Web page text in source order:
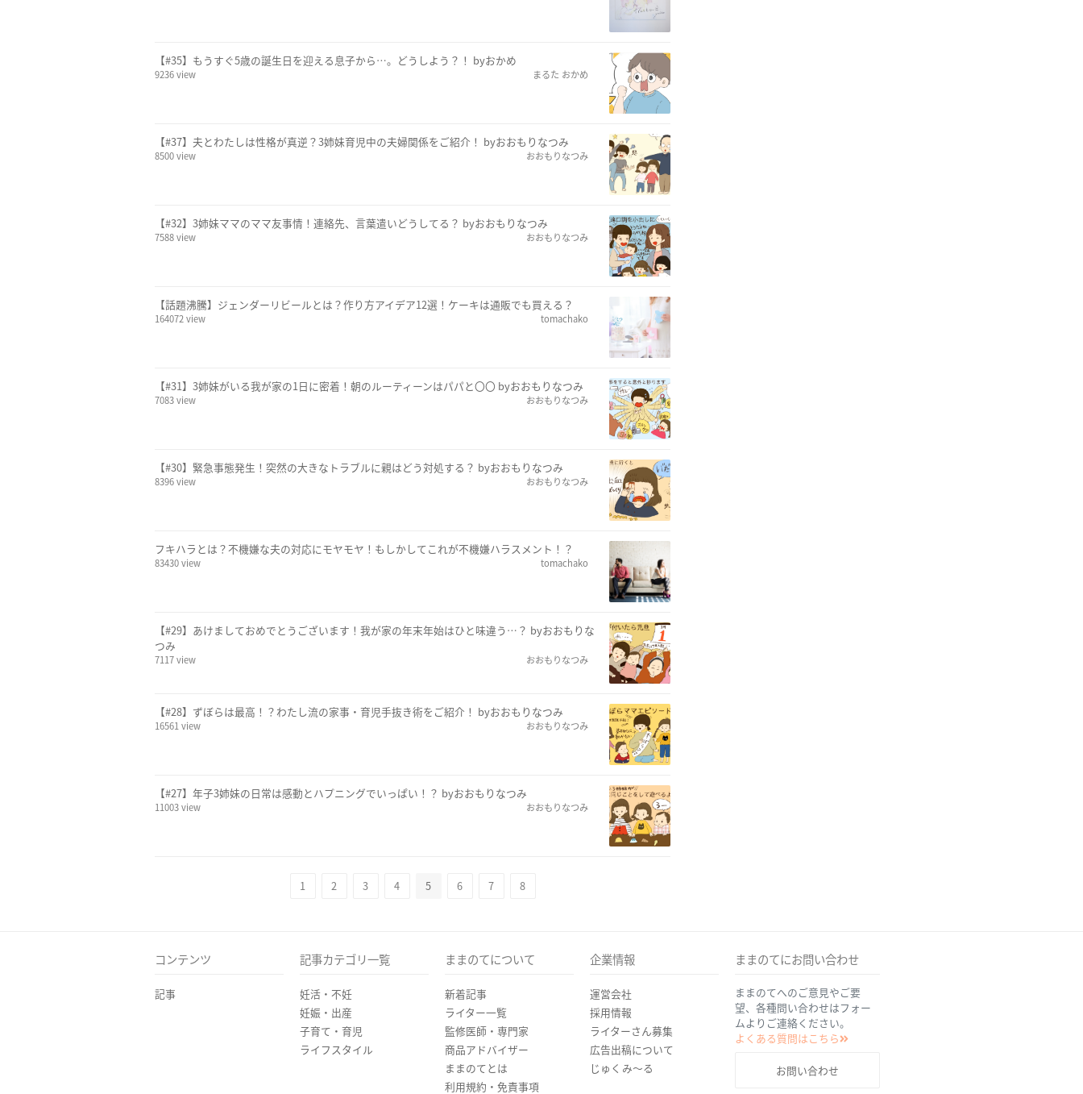
【#35】もうすぐ5歳の誕生日を迎える息子から…。どうしよう？！ byおかめ
9236 view まるた おかめ
【#37】夫とわたしは性格が真逆？3姉妹育児中の夫婦関係をご紹介！ byおおもりなつみ
8500 view おおもりなつみ
【#32】3姉妹ママのママ友事情！連絡先、言葉遣いどうしてる？ byおおもりなつみ
7588 view おおもりなつみ
【話題沸騰】ジェンダーリビールとは？作り方アイデア12選！ケーキは通販でも買える？
164072 view tomachako
【#31】3姉妹がいる我が家の1日に密着！朝のルーティーンはパパと〇〇 byおおもりなつみ
7083 view おおもりなつみ
【#30】緊急事態発生！突然の大きなトラブルに親はどう対処する？ byおおもりなつみ
8396 view おおもりなつみ
フキハラとは？不機嫌な夫の対応にモヤモヤ！もしかしてこれが不機嫌ハラスメント！？
83430 view tomachako
【#29】あけましておめでとうございます！我が家の年末年始はひと味違う…？ byおおもりな
つみ
7117 view おおもりなつみ
【#28】ずぼらは最高！？わたし流の家事・育児手抜き術をご紹介！ byおおもりなつみ
16561 view おおもりなつみ
【#27】年子3姉妹の日常は感動とハプニングでいっぱい！？ byおおもりなつみ
11003 view おおもりなつみ
1 2 3 4 5 6 7 8
コンテンツ
記事
記事カテゴリ一覧
妊活・不妊
妊娠・出産
子育て・育児
ライフスタイル
ままのてについて
新着記事
ライター一覧
監修医師・専門家
商品アドバイザー
ままのてとは
利用規約・免責事項
企業情報
運営会社
採用情報
ライターさん募集
広告出稿について
じゅくみ〜る
ままのてにお問い合わせ
ままのてへのご意見やご要
望、各種問い合わせはフォー
ムよりご連絡ください。
よくある質問はこちら
お問い合わせ